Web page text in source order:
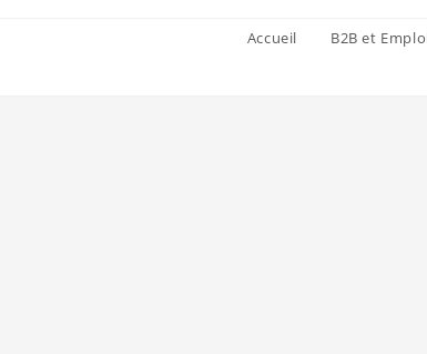
Accueil B2B et